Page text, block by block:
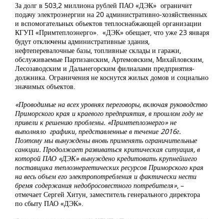
За долг в 503,2 миллиона рублей ПАО «ДЭК» ограничит
подачу электроэнергии на 20 административно-хозяйственных
и вспомогательных объектов теплоснабжающей организации
КГУП «Примтеплоэнерго». «ДЭК» обещает, что уже 23 января
будут отключены административные здания,
нефтеперевалочные базы, топливные склады и гаражи,
обслуживаемые Партизанским, Артемовским, Михайловским,
Лесозаводским и Дальнегорским филиалами предприятия-
должника. Ограничения не коснутся жилых домов и социально
значимых объектов.
«Проводимые на всех уровнях переговоры, включая руководство
Приморского края и краевого предприятия, в прошлом году не
привели к решению проблемы. «Примтеплоэнерго» не
выполняло графики, представленные в течение 2016г.
Поэтому мы вынуждены вновь применять ограничительные
санкции. Продолжает развиваться критическая ситуация, в
которой ПАО «ДЭК» вынуждено кредитовать крупнейшего
поставщика теплоэнергетических ресурсов Приморского края
на весь объем его электропотребления и фактически нести
бремя содержания недобросовестного потребителя», –
отмечает Сергей Хитун, заместитель генерального директора
по сбыту ПАО «ДЭК».